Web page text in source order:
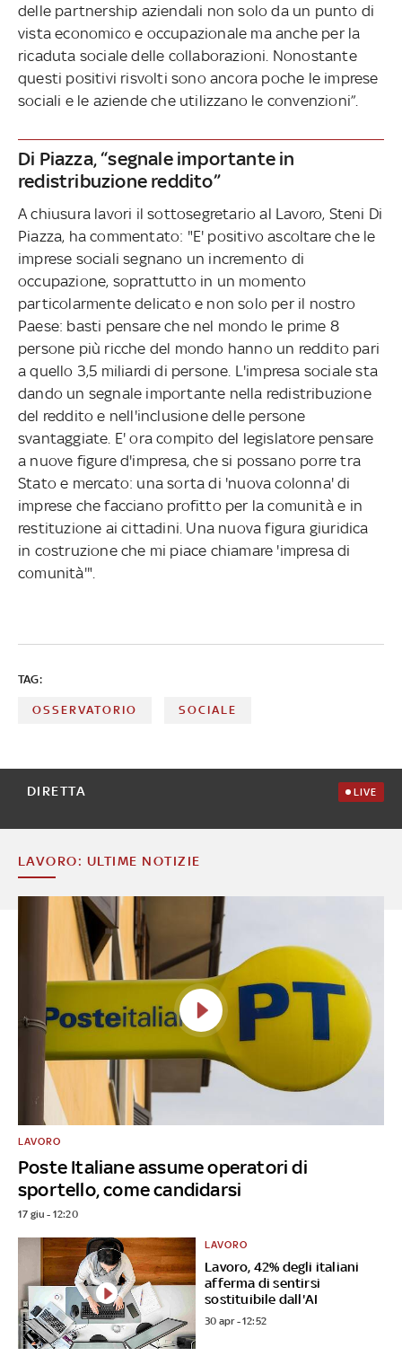
delle partnership aziendali non solo da un punto di
vista economico e occupazionale ma anche per la
ricaduta sociale delle collaborazioni. Nonostante
questi positivi risvolti sono ancora poche le imprese
sociali e le aziende che utilizzano le convenzioni”.
Di Piazza, “segnale importante in
redistribuzione reddito”
A chiusura lavori il sottosegretario al Lavoro, Steni Di
Piazza, ha commentato: "E' positivo ascoltare che le
imprese sociali segnano un incremento di
occupazione, soprattutto in un momento
particolarmente delicato e non solo per il nostro
Paese: basti pensare che nel mondo le prime 8
persone più ricche del mondo hanno un reddito pari
a quello 3,5 miliardi di persone. L'impresa sociale sta
dando un segnale importante nella redistribuzione
del reddito e nell'inclusione delle persone
svantaggiate. E' ora compito del legislatore pensare
a nuove figure d'impresa, che si possano porre tra
Stato e mercato: una sorta di 'nuova colonna' di
imprese che facciano profitto per la comunità e in
restituzione ai cittadini. Una nuova figura giuridica
in costruzione che mi piace chiamare 'impresa di
comunità'".
TAG:
OSSERVATORIO SOCIALE
DIRETTA LIVE
LAVORO: ULTIME NOTIZIE
Poste Italiane assume operatori di
sportello, come candidarsi
LAVORO
17 giu - 12:20
Lavoro, 42% degli italiani
afferma di sentirsi
sostituibile dall'AI
LAVORO
30 apr - 12:52